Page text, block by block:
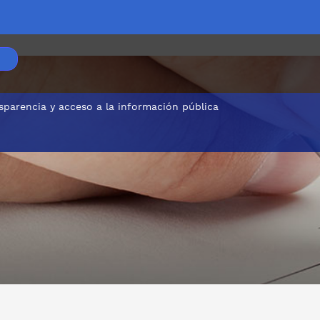
y acceso a la información pública